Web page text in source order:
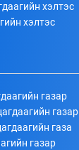
хэлтэс
хэлтэс
газар
газар
газа
газар